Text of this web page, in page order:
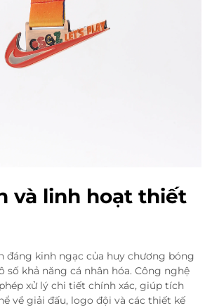
và linh hoạt thiết
đáng kinh ngạc của huy chương bóng
số khả năng cá nhân hóa. Công nghệ
xử lý chi tiết chính xác, giúp tích
về giải đấu, logo đội và các thiết kế